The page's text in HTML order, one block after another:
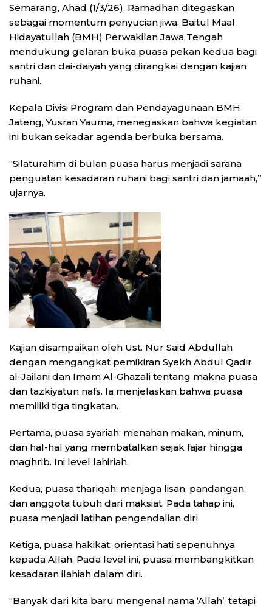
Semarang, Ahad (1/3/26), Ramadhan ditegaskan
sebagai momentum penyucian jiwa. Baitul Maal
Hidayatullah (BMH) Perwakilan Jawa Tengah
mendukung gelaran buka puasa pekan kedua bagi
santri dan dai-daiyah yang dirangkai dengan kajian
ruhani.
Kepala Divisi Program dan Pendayagunaan BMH
Jateng, Yusran Yauma, menegaskan bahwa kegiatan
ini bukan sekadar agenda berbuka bersama.
“Silaturahim di bulan puasa harus menjadi sarana
penguatan kesadaran ruhani bagi santri dan jamaah,”
ujarnya.
Kajian disampaikan oleh Ust. Nur Said Abdullah
dengan mengangkat pemikiran Syekh Abdul Qadir
al-Jailani dan Imam Al-Ghazali tentang makna puasa
dan tazkiyatun nafs. Ia menjelaskan bahwa puasa
memiliki tiga tingkatan.
Pertama, puasa syariah: menahan makan, minum,
dan hal-hal yang membatalkan sejak fajar hingga
maghrib. Ini level lahiriah.
Kedua, puasa thariqah: menjaga lisan, pandangan,
dan anggota tubuh dari maksiat. Pada tahap ini,
puasa menjadi latihan pengendalian diri.
Ketiga, puasa hakikat: orientasi hati sepenuhnya
kepada Allah. Pada level ini, puasa membangkitkan
kesadaran ilahiah dalam diri.
“Banyak dari kita baru mengenal nama ‘Allah’, tetapi